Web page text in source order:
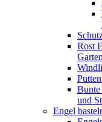
Rost
Garten
Bunte
und
Engel